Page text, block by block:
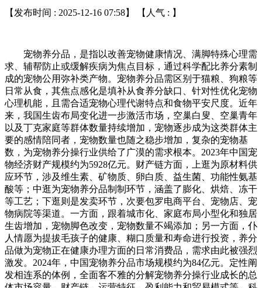
【发布时间 : 2025-12-16 07:58】 【人气 : 】
宠物养分品，是指以改善宠物健康情况、满脚特殊心理需
求、辅帮防止或缓解疾病为焦点目标，通过科学配比养分素制
成的宠物公用弥补类产物。宠物养分品需区别于猫粮、狗粮等
日常从食，其焦点感化是填补从食养分缺口、针对性优化宠物
心理机能，且需合适宠物心理代谢特点和食物平安尺度。近年
来，我国生齿布局变化进一步激活市场，空巢白叟、空巢青年
以及丁克家庭等群体数量持续增加，宠物逐步成为这类群体主
要的感情陪同者，宠物数量也随之稳步增加，复杂的宠物基
数，为宠物养分操行业供给了广漠的需求根本。2023年中国宠
物经济财产规模约为5928亿元。财产链方面，上逛为原材料供
应环节，涉及维生素、矿物质、卵白质、益生菌、功能性氨基
酸等；中逛为宠物养分品制制环节，涵盖了膨化、烘焙、冻干
等工艺；下逛则是发卖环节，次要包罗电商平台、宠物店、宠
物病院等渠道。一方面，跟着城市化、家庭布局小型化和独居
生齿增加，宠物脚色改变，宠物数量不竭添加；另一方面，仆
人情愿为提拔毛孩子的健康、糊口质量和寿命进行投资，养分
品做为宠物正在健康办理方面的日常消费品，需求由此被强烈
激发。2024年，中国宠物养分品市场规模约为84亿元。定性阐
发相连系的体例，全面客不雅的分解宠物养分操行业成长的总